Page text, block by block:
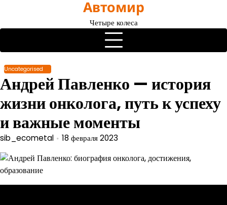
содержимому
Автомир
Четыре колеса
Uncategorised
Андрей Павленко — история
жизни онколога, путь к успеху
и важные моменты
sib_ecometal 18 февраля 2023